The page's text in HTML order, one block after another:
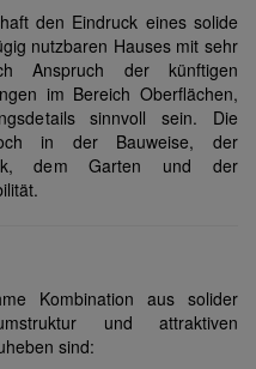
den Eindruck eines solide
nutzbaren Hauses mit sehr
Anspruch der künftigen
im Bereich Oberflächen,
sinnvoll sein. Die
in der Bauweise, der
dem Garten und der
Kombination aus solider
und attraktiven
sind: